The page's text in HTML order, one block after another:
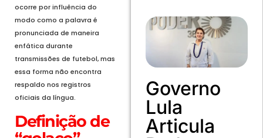
ocorre por influência do
modo como a palavra é
pronunciada de maneira
enfática durante
transmissões de futebol, mas
essa forma não encontra
respaldo nos registros
oficiais da língua.
Definição de
Governo
Lula
Articula